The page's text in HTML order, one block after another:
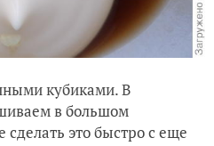
кубиками. В
в большом
сделать это быстро с еще